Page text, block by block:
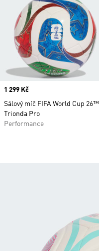
Price
1 299 Kč
Sálový míč FIFA World Cup 26™
Trionda Pro
Performance